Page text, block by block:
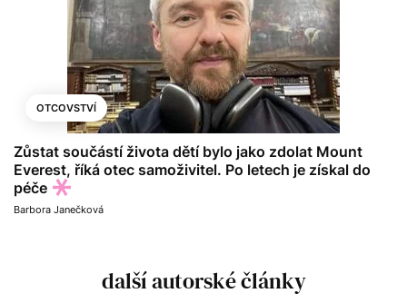
OTCOVSTVÍ
Zůstat součástí života dětí bylo jako zdolat Mount
Everest, říká otec samoživitel. Po letech je získal do
péče
Barbora Janečková
další autorské články